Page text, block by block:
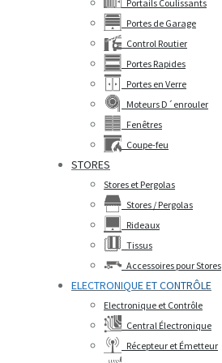
Portails Coulissants
Portes de Garage
Control Routier
Portes Rapides
Portes en Verre
Moteurs D´enrouler
Fenêtres
Coupe-feu
STORES
Stores et Pergolas
Stores / Pergolas
Rideaux
Tissus
Accessoires pour Stores
ELECTRONIQUE ET CONTRÔLE
Electronique et Contrôle
Central Électronique
Récepteur et Émetteur